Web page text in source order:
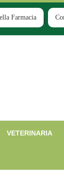
Farmacia
VETERINARIA